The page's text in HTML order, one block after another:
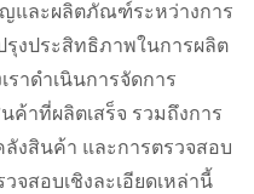
และผลิตภัณฑ์ระหว่างการ
งประสิทธิภาพในการผลิต
าดำเนินการจัดการ
าที่ผลิตเสร็จ รวมถึงการ
งสินค้า และการตรวจสอบ
จสอบเชิงละเอียดเหล่านี้